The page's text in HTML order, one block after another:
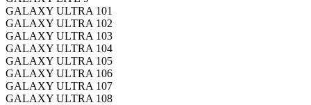
GALAXY ULTRA 101
GALAXY ULTRA 102
GALAXY ULTRA 103
GALAXY ULTRA 104
GALAXY ULTRA 105
GALAXY ULTRA 106
GALAXY ULTRA 107
GALAXY ULTRA 108